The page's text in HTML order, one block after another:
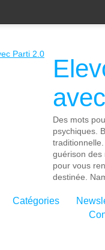
Des mots
psychiques.
guérison des
pour vous
destinée.
Catégories